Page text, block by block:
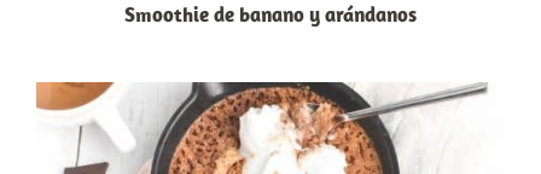
Smoothie de banano y arándanos